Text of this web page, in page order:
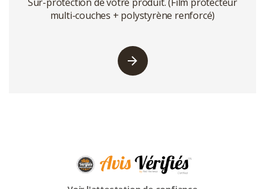
multi-couches + polystyrène renforcé)